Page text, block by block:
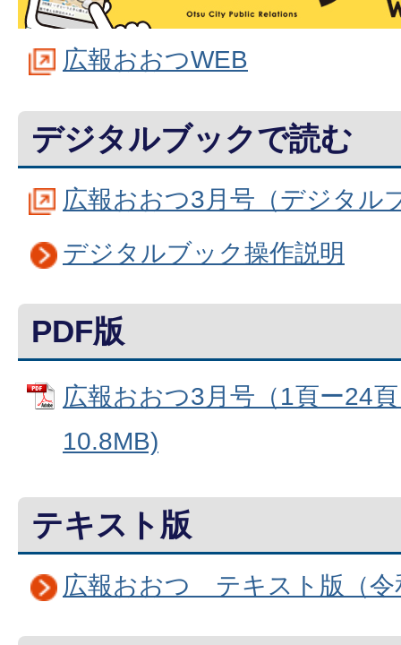
広報おおつWEB
デジタルブックで読む
広報おおつ3月号（デジタル
デジタルブック操作説明
PDF版
広報おおつ3月号（1頁ー24
10.8MB)
テキスト版
広報おおつ テキスト版（令